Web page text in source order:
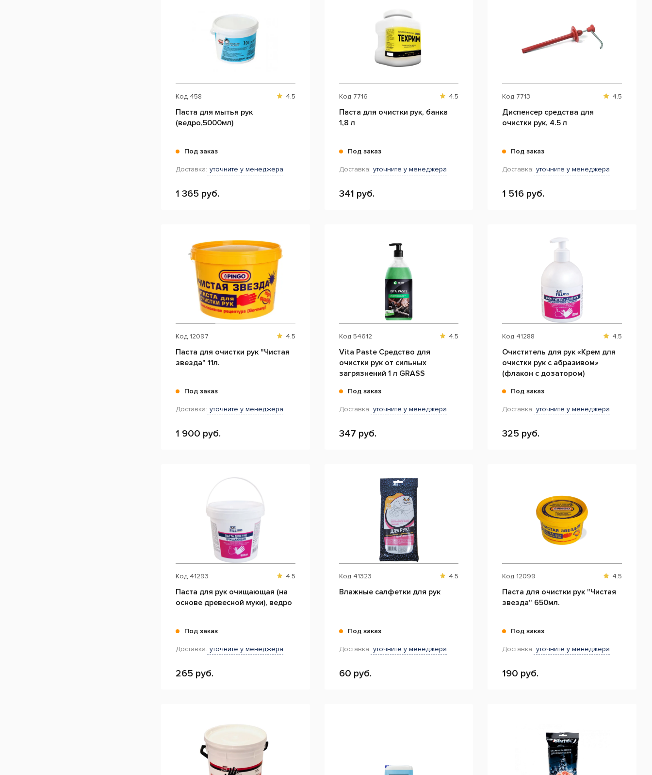
Код 458 4.5
Паста для мытья рук
(ведро,5000мл)
Под заказ
Доставка: уточните у менеджера
1 365 руб.
Код 7716 4.5
Паста для очистки рук, банка
1,8 л
Под заказ
Доставка: уточните у менеджера
341 руб.
Код 7713 4.5
Диспенсер средства для
очистки рук, 4.5 л
Под заказ
Доставка: уточните у менеджера
1 516 руб.
Код 12097 4.5
Паста для очистки рук "Чистая
звезда" 11л.
Под заказ
Доставка: уточните у менеджера
1 900 руб.
Код 54612 4.5
Vita Paste Средство для
очистки рук от сильных
загрязнений 1 л GRASS
Под заказ
Доставка: уточните у менеджера
347 руб.
Код 41288 4.5
Очиститель для рук «Крем для
очистки рук с абразивом»
(флакон с дозатором)
Под заказ
Доставка: уточните у менеджера
325 руб.
Код 41293 4.5
Паста для рук очищающая (на
основе древесной муки), ведро
Под заказ
Доставка: уточните у менеджера
265 руб.
Код 41323 4.5
Влажные салфетки для рук
Под заказ
Доставка: уточните у менеджера
60 руб.
Код 12099 4.5
Паста для очистки рук "Чистая
звезда" 650мл.
Под заказ
Доставка: уточните у менеджера
190 руб.